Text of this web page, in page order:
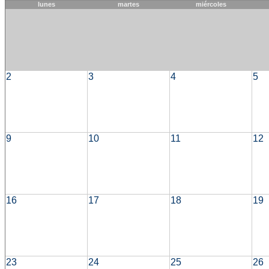
lunes
martes miércoles
2 3 4 5
9 10 11 12
16 17 18 19
23 24 25 26